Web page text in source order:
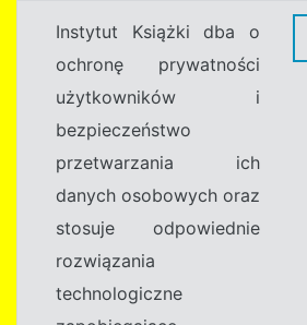
Instytut Książki dba o
ochronę prywatności
użytkowników i
bezpieczeństwo
przetwarzania ich
danych osobowych oraz
stosuje odpowiednie
rozwiązania
technologiczne